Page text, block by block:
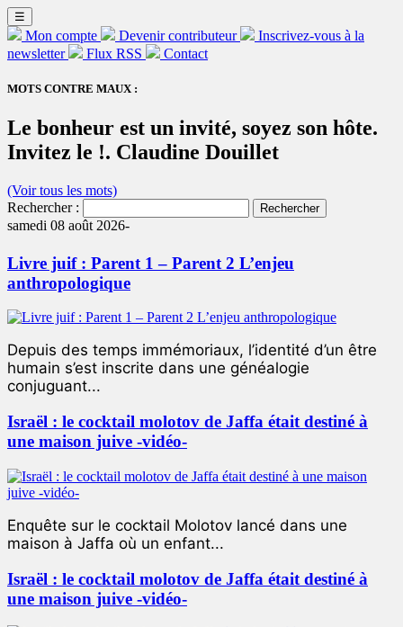
☰
Mon compte Devenir contributeur
Inscrivez-vous à la
newsletter
Flux RSS Contact
MOTS CONTRE MAUX :
Le bonheur est un invité, soyez son hôte.
Invitez le !. Claudine Douillet
(Voir tous les mots)
Rechercher :
samedi 08 août 2026-
Livre juif : Parent 1 – Parent 2 L’enjeu
anthropologique
Depuis des temps immémoriaux, l’identité d’un être
humain s’est inscrite dans une généalogie
conjuguant...
Israël : le cocktail molotov de Jaffa était destiné à
une maison juive -vidéo-
Enquête sur le cocktail Molotov lancé dans une
maison à Jaffa où un enfant...
Israël : le cocktail molotov de Jaffa était destiné à
une maison juive -vidéo-